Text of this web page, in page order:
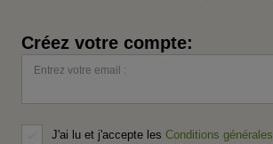
Créez votre compte:
Entrez votre email :
J'ai lu et j'accepte les Conditions générales